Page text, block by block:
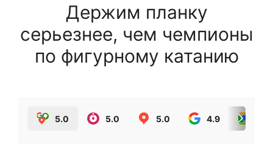
Держим планку
серьезнее, чем чемпионы
по фигурному катанию
5.0 5.0 5.0 4.9